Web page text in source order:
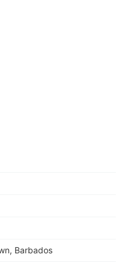
Barbados